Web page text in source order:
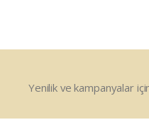
Yenilik ve kampanyalar